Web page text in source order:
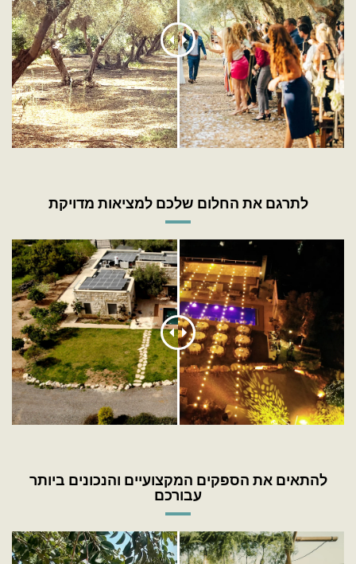
לתרגם את החלום שלכם למציאות מדויקת
להתאים את הספקים המקצועיים והנכונים ביותר
עבורכם